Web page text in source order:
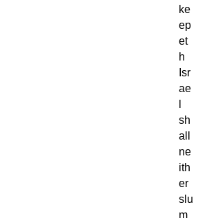
ke
ep
et
h
Isr
ae
sh
all
ne
ith
er
slu
m